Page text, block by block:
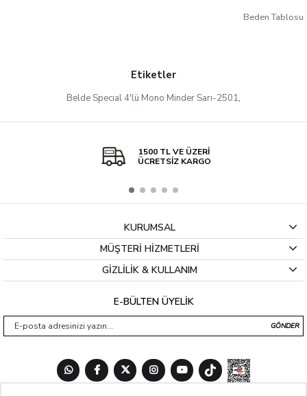
Beden Tablosu
Etiketler
Belde Specıal 4'lü Mono Minder Sarı-2501,
1500 TL VE ÜZERİ
ÜCRETSİZ KARGO
KURUMSAL
MÜŞTERİ HİZMETLERİ
GİZLİLİK & KULLANIM
E-BÜLTEN ÜYELİK
GÖNDER